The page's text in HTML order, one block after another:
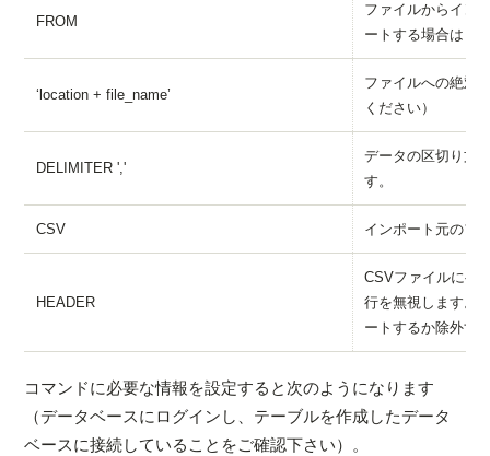
FROM
ファイルからイン
ートする場合は
‘location + file_name’
ファイルへの絶対
ください）
DELIMITER ','
データの区切り文
す。
CSV インポート元のフ
HEADER
CSVファイルにヘ
行を無視します。
ートするか除外す
コマンドに必要な情報を設定すると次のようになります
（データベースにログインし、テーブルを作成したデータ
ベースに接続していることをご確認下さい）。